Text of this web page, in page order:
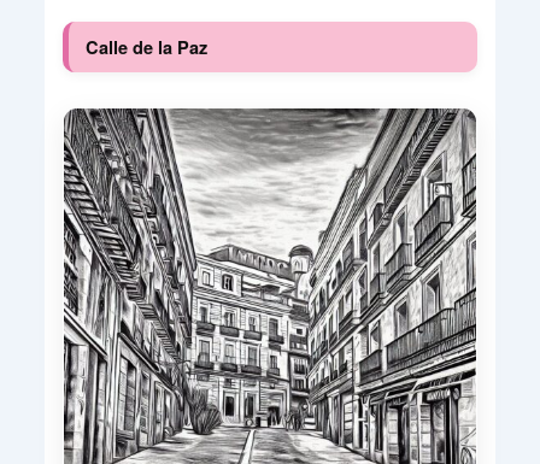
Calle de la Paz